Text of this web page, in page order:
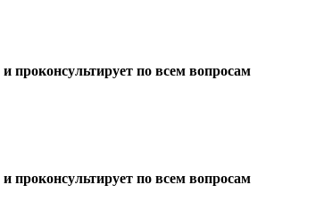
и проконсультирует по всем вопросам
и проконсультирует по всем вопросам